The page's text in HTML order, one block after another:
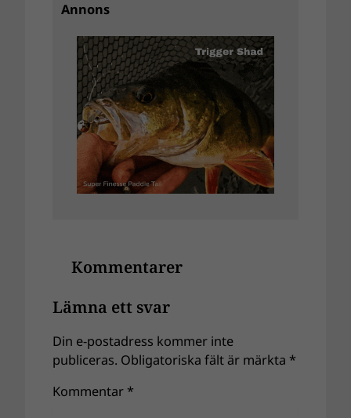
Annons
Kommentarer
Lämna ett svar
Din e-postadress kommer inte
publiceras. Obligatoriska fält är märkta *
Kommentar *